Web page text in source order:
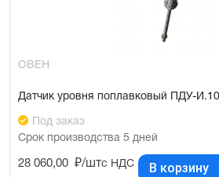
ОВЕН
Датчик уровня поплавковый ПДУ-
Под заказ
Срок производства 5 дней
28 060,00 ₽/штс НДС В корзину